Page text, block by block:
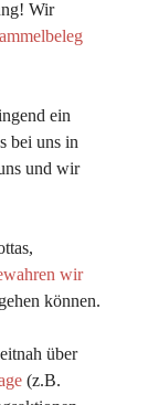
Wir
ein
bei uns in
und wir
wir
können.
über
(z.B.